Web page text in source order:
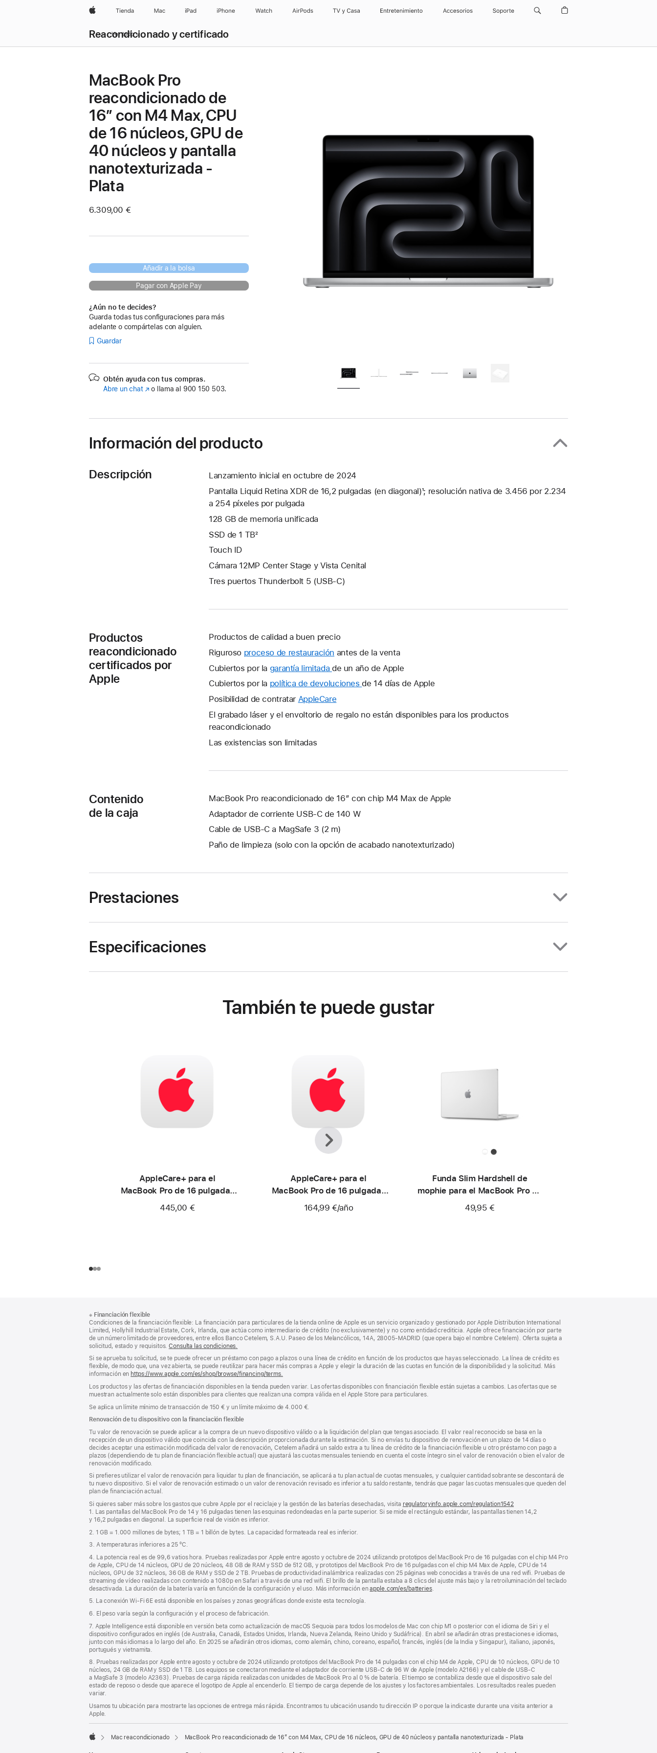
AppleTienda Mac iPad iPhone Watch AirPods TV y Casa Entretenimiento Accesorios Soporte
Reacondicionado y certificado
Ver todo
MacBook Pro
reacondicionado de
16″ con M4 Max, CPU
de 16 núcleos, GPU de
40 núcleos y pantalla
nanotexturizada -
Plata
6.309,00 €
Añadir a la bolsa
Pagar con Apple Pay
¿Aún no te decides?
Guarda todas tus configuraciones para más
adelante o compártelas con alguien.
Guardar
Obtén ayuda con tus compras.
Abre un chat(Se
una
nueva)
o llama al 900 150 503.
Información del producto
Descripción
Lanzamiento inicial en octubre de 2024
Pantalla Liquid Retina XDR de 16,2 pulgadas (en diagonal)¹; resolución nativa de 3.456 por 2.234
a 254 píxeles por pulgada
128 GB de memoria unificada
SSD de 1 TB²
Touch ID
Cámara 12MP Center Stage y Vista Cenital
Tres puertos Thunderbolt 5 (USB-C)
Productos
reacondicionado
certificados por
Apple
Productos de calidad a buen precio
Riguroso proceso de restauración antes de la venta
Cubiertos por la garantía limitada Se
abrirá
ventana
nueva.
de un año de Apple
Cubiertos por la política de devoluciones Se
ventana
de 14 días de Apple
Posibilidad de contratar AppleCare
abrirá
El grabado láser y el envoltorio de regalo no están disponibles para los productos
reacondicionado
Las existencias son limitadas
Contenido
de la caja
MacBook Pro reacondicionado de 16″ con chip M4 Max de Apple
Adaptador de corriente USB‑C de 140 W
Cable de USB-C a MagSafe 3 (2 m)
Paño de limpieza (solo con la opción de acabado nanotexturizado)
Prestaciones
Especificaciones
También te puede gustar
AppleCare+ para el
MacBook Pro de 16 pulgadas
(M4 Pro/M4 Max)
445,00 €
AppleCare+ para el
MacBook Pro de 16 pulgadas
(M4 Pro/M4 Max)
164,99 €/año
Funda Slim Hardshell de
mophie para el MacBook Pro de
16 pulgadas
49,95 €
Anterior
Siguiente
a
pie
de
página
al
pie
※ Financiación flexible
Condiciones de la financiación flexible: La financiación para particulares de la tienda online de Apple es un servicio organizado y gestionado por Apple Distribution International
Limited, Hollyhill Industrial Estate, Cork, Irlanda, que actúa como intermediario de crédito (no exclusivamente) y no como entidad crediticia. Apple ofrece financiación por parte
de un número limitado de proveedores, entre ellos Banco Cetelem, S.A.U. Paseo de los Melancólicos, 14A, 28005-MADRID (que opera bajo el nombre Cetelem). Oferta sujeta a
solicitud, estado y requisitos.Consulta las condiciones.
Si se aprueba tu solicitud, se te puede ofrecer un préstamo con pago a plazos o una línea de crédito en función de los productos que hayas seleccionado. La línea de crédito es
flexible, de modo que, una vez abierta, se puede reutilizar para hacer más compras a Apple y elegir la duración de las cuotas en función de la disponibilidad y la solicitud. Más
información en https://www.apple.com/es/shop/browse/financing/terms.
Los productos y las ofertas de financiación disponibles en la tienda pueden variar. Las ofertas disponibles con financiación flexible están sujetas a cambios. Las ofertas que se
muestran actualmente solo están disponibles para clientes que realizan una compra válida en el Apple Store para particulares.
Se aplica un límite mínimo de transacción de 150 € y un límite máximo de 4.000 €.
Renovación de tu dispositivo con la financiación flexible
Tu valor de renovación se puede aplicar a la compra de un nuevo dispositivo válido o a la liquidación del plan que tengas asociado. El valor real reconocido se basa en la
recepción de un dispositivo válido que coincida con la descripción proporcionada durante la estimación. Si no envías tu dispositivo de renovación en un plazo de 14 días o
decides aceptar una estimación modificada del valor de renovación, Cetelem añadirá un saldo extra a tu línea de crédito de la financiación flexible u otro préstamo con pago a
plazos (dependiendo de tu plan de financiación flexible actual) que ajustará las cuotas mensuales teniendo en cuenta el coste íntegro sin el valor de renovación o bien el valor de
renovación modificado.
Si prefieres utilizar el valor de renovación para liquidar tu plan de financiación, se aplicará a tu plan actual de cuotas mensuales, y cualquier cantidad sobrante se descontará de
tu nuevo dispositivo. Si el valor de renovación estimado o un valor de renovación revisado es inferior a tu saldo restante, tendrás que pagar las cuotas mensuales que queden del
plan de financiación actual.
Si quieres saber más sobre los gastos que cubre Apple por el reciclaje y la gestión de las baterías desechadas, visita regulatoryinfo.apple.com/regulation1542
abre
1. Las pantallas del MacBook Pro de 14 y 16 pulgadas tienen las esquinas redondeadas en la parte superior. Si se mide el rectángulo estándar, las pantallas tienen 14,2
y 16,2 pulgadas en diagonal. La superficie real de visión es inferior.
2. 1 GB = 1.000 millones de bytes; 1 TB = 1 billón de bytes. La capacidad formateada real es inferior.
3. A temperaturas inferiores a 25 ºC.
4. La potencia real es de 99,6 vatios hora. Pruebas realizadas por Apple entre agosto y octubre de 2024 utilizando prototipos del MacBook Pro de 16 pulgadas con el chip M4 Pro
de Apple, CPU de 14 núcleos, GPU de 20 núcleos, 48 GB de RAM y SSD de 512 GB, y prototipos del MacBook Pro de 16 pulgadas con el chip M4 Max de Apple, CPU de 14
núcleos, GPU de 32 núcleos, 36 GB de RAM y SSD de 2 TB. Pruebas de productividad inalámbrica realizadas con 25 páginas web conocidas a través de una red wifi. Pruebas de
streaming de vídeo realizadas con contenido a 1080p en Safari a través de una red wifi. El brillo de la pantalla estaba a 8 clics del ajuste más bajo y la retroiluminación del teclado
desactivada. La duración de la batería varía en función de la configuración y el uso. Más información enapple.com/es/batteries.
5. La conexión Wi‑Fi 6E está disponible en los países y zonas geográficas donde existe esta tecnología.
6. El peso varía según la configuración y el proceso de fabricación.
7. Apple Intelligence está disponible en versión beta como actualización de macOS Sequoia para todos los modelos de Mac con chip M1 o posterior con el idioma de Siri y el
dispositivo configurados en inglés (de Australia, Canadá, Estados Unidos, Irlanda, Nueva Zelanda, Reino Unido y Sudáfrica). En abril se añadirán otras prestaciones e idiomas,
junto con más idiomas a lo largo del año. En 2025 se añadirán otros idiomas, como alemán, chino, coreano, español, francés, inglés (de la India y Singapur), italiano, japonés,
portugués y vietnamita.
8. Pruebas realizadas por Apple entre agosto y octubre de 2024 utilizando prototipos del MacBook Pro de 14 pulgadas con el chip M4 de Apple, CPU de 10 núcleos, GPU de 10
núcleos, 24 GB de RAM y SSD de 1 TB. Los equipos se conectaron mediante el adaptador de corriente USB‑C de 96 W de Apple (modelo A2166) y el cable de USB‑C
a MagSafe 3 (modelo A2363). Pruebas de carga rápida realizadas con unidades de MacBook Pro al 0 % de batería. El tiempo se contabiliza desde que el dispositivo sale del
estado de reposo o desde que aparece el logotipo de Apple al encenderlo. El tiempo de carga depende de los ajustes y los factores ambientales. Los resultados reales pueden
variar.
Usamos tu ubicación para mostrarte las opciones de entrega más rápida. Encontramos tu ubicación usando tu dirección IP o porque la indicaste durante una visita anterior a
Apple.
Mac reacondicionado MacBook Pro reacondicionado de 16″ con M4 Max, CPU de 16 núcleos, GPU de 40 núcleos y pantalla nanotexturizada - Plata